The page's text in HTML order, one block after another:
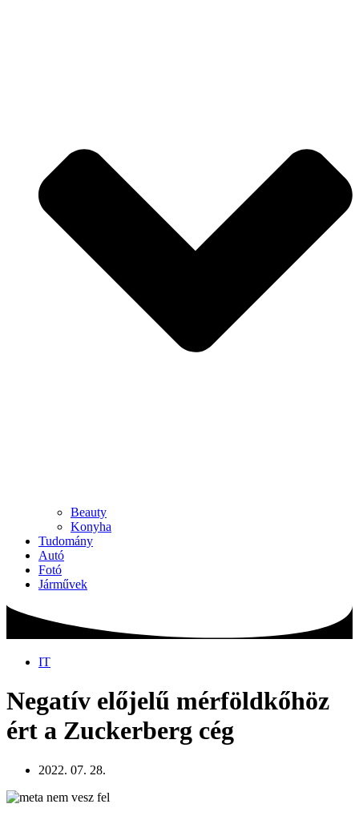
Beauty
Konyha
Tudomány
Autó
Fotó
Járművek
IT
Negatív előjelű mérföldkőhöz
ért a Zuckerberg cég
2022. 07. 28.